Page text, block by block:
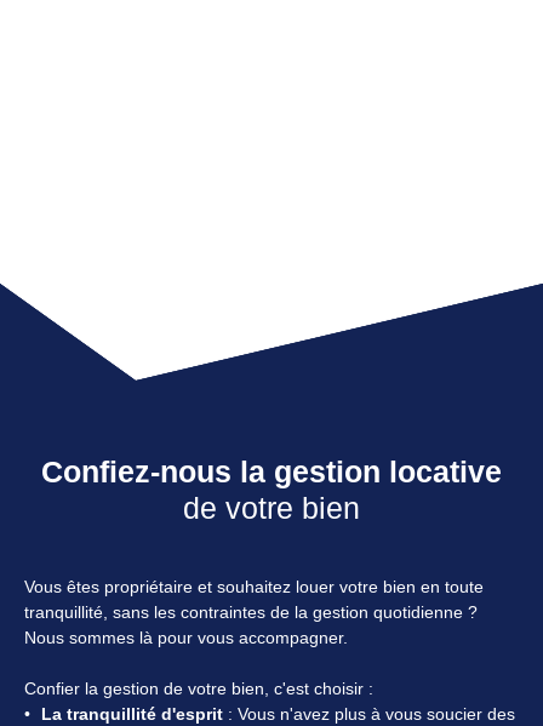
Confiez-nous la gestion locative
de votre bien
Vous êtes propriétaire et souhaitez louer votre bien en toute
tranquillité, sans les contraintes de la gestion quotidienne ?
Nous sommes là pour vous accompagner.
Confier la gestion de votre bien, c'est choisir :
La tranquillité d'esprit : Vous n'avez plus à vous soucier des